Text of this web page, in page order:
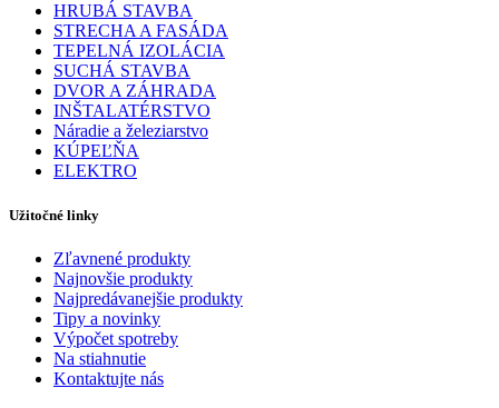
HRUBÁ STAVBA
STRECHA A FASÁDA
TEPELNÁ IZOLÁCIA
SUCHÁ STAVBA
DVOR A ZÁHRADA
INŠTALATÉRSTVO
Náradie a železiarstvo
KÚPEĽŇA
ELEKTRO
Užitočné linky
Zľavnené produkty
Najnovšie produkty
Najpredávanejšie produkty
Tipy a novinky
Výpočet spotreby
Na stiahnutie
Kontaktujte nás